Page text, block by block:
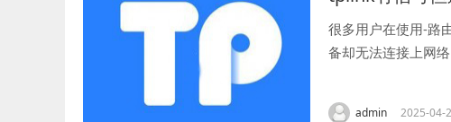
很多用户在使用-路
备却无法连接上网
admin 2025-04-